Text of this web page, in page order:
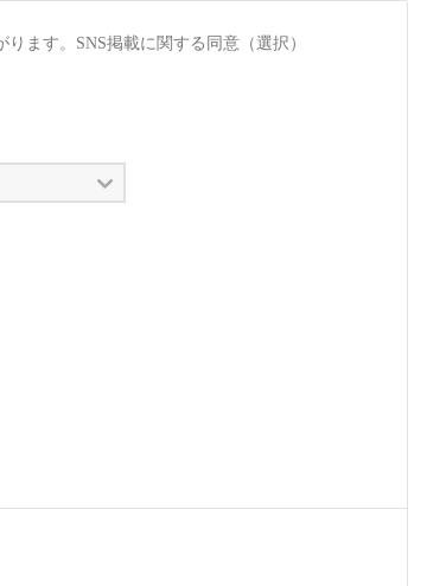
ます。SNS掲載に関する同意（選択）